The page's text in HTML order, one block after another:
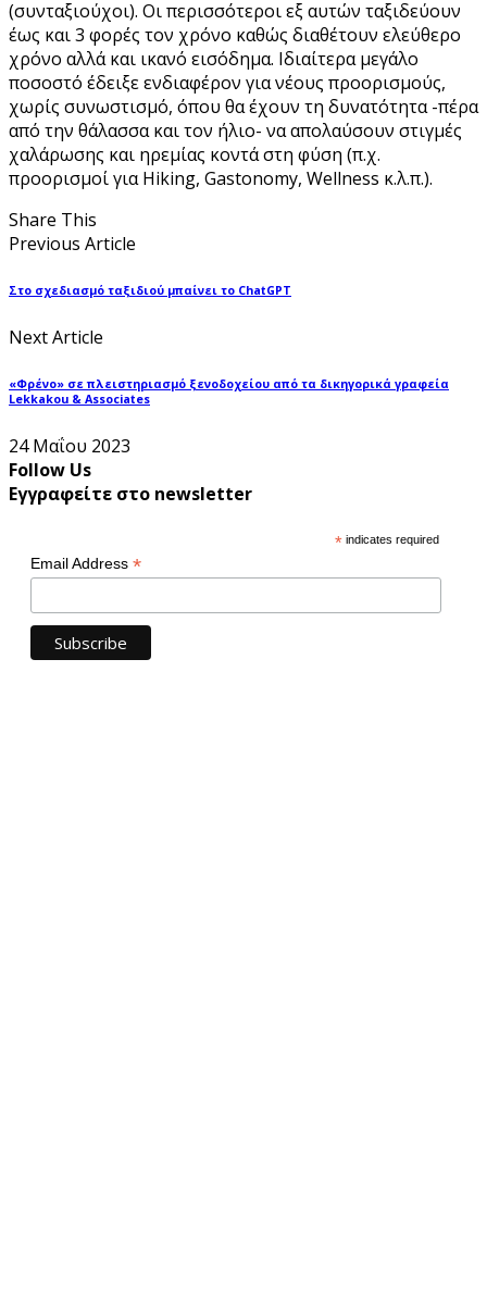
(συνταξιούχοι). Οι περισσότεροι εξ αυτών ταξιδεύουν
έως και 3 φορές τον χρόνο καθώς διαθέτουν ελεύθερο
χρόνο αλλά και ικανό εισόδημα. Ιδιαίτερα μεγάλο
ποσοστό έδειξε ενδιαφέρον για νέους προορισμούς,
χωρίς συνωστισμό, όπου θα έχουν τη δυνατότητα -πέρα
από την θάλασσα και τον ήλιο- να απολαύσουν στιγμές
χαλάρωσης και ηρεμίας κοντά στη φύση (π.χ.
προορισμοί για Hiking, Gastonomy, Wellness κ.λ.π.).
Share This
Previous Article
Στο σχεδιασμό ταξιδιού μπαίνει το ChatGPT
Next Article
«Φρένο» σε πλειστηριασμό ξενοδοχείου από τα δικηγορικά γραφεία
Lekkakou & Associates
24 Μαΐου 2023
Follow Us
Εγγραφείτε στο newsletter
* indicates required
Email Address *